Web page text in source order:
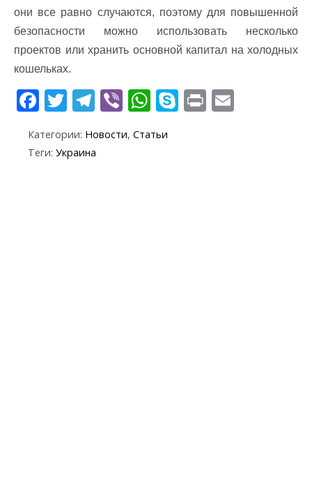
они все равно случаются, поэтому для повышенной
безопасности можно использовать несколько
проектов или хранить основной капитал на холодных
кошельках.
F
ac
e
b
T
w
itt
er
T
el
e
gr
Vi
b
er
W
h
at
S
k
Pr
in
Категории: Новости, Статьи
Теги: Украина